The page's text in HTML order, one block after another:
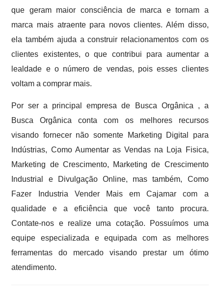
que geram maior consciência de marca e tornam a
marca mais atraente para novos clientes. Além disso,
ela também ajuda a construir relacionamentos com os
clientes existentes, o que contribui para aumentar a
lealdade e o número de vendas, pois esses clientes
voltam a comprar mais.
Por ser a principal empresa de Busca Orgânica , a
Busca Orgânica conta com os melhores recursos
visando fornecer não somente Marketing Digital para
Indústrias, Como Aumentar as Vendas na Loja Fisica,
Marketing de Crescimento, Marketing de Crescimento
Industrial e Divulgação Online, mas também, Como
Fazer Industria Vender Mais em Cajamar com a
qualidade e a eficiência que você tanto procura.
Contate-nos e realize uma cotação. Possuímos uma
equipe especializada e equipada com as melhores
ferramentas do mercado visando prestar um ótimo
atendimento.